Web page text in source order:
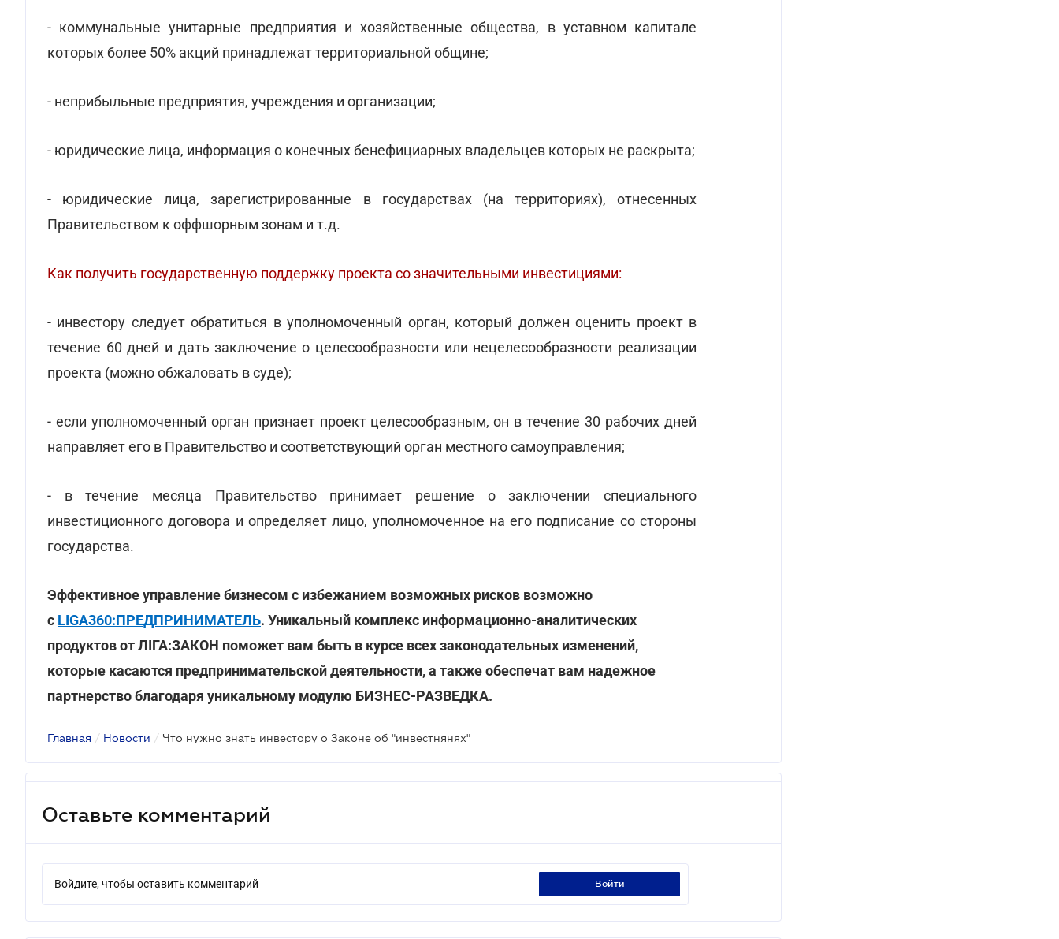
- коммунальные унитарные предприятия и хозяйственные общества, в уставном капитале
которых более 50% акций принадлежат территориальной общине;
- неприбыльные предприятия, учреждения и организации;
- юридические лица, информация о конечных бенефициарных владельцев которых не раскрыта;
- юридические лица, зарегистрированные в государствах (на территориях), отнесенных
Правительством к оффшорным зонам и т.д.
Как получить государственную поддержку проекта со значительными инвестициями:
- инвестору следует обратиться в уполномоченный орган, который должен оценить проект в
течение 60 дней и дать заключение о целесообразности или нецелесообразности реализации
проекта (можно обжаловать в суде);
- если уполномоченный орган признает проект целесообразным, он в течение 30 рабочих дней
направляет его в Правительство и соответствующий орган местного самоуправления;
- в течение месяца Правительство принимает решение о заключении специального
инвестиционного договора и определяет лицо, уполномоченное на его подписание со стороны
государства.
Эффективное управление бизнесом с избежанием возможных рисков возможно
с LIGA360:ПРЕДПРИНИМАТЕЛЬ. Уникальный комплекс информационно-аналитических
продуктов от ЛІГА:ЗАКОН поможет вам быть в курсе всех законодательных изменений,
которые касаются предпринимательской деятельности, а также обеспечат вам надежное
партнерство благодаря уникальному модулю БИЗНЕС-РАЗВЕДКА.
Главная / Новости / Что нужно знать инвестору о Законе об "инвестнянях"
Оставьте комментарий
Войдите, чтобы оставить комментарий войти